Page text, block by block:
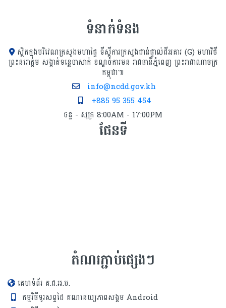
ទំនាក់ទំនង
ស្ថិតក្នុងបរិវេណក្រសួងមហាផ្ទៃ ទីស្ដីការក្រសួង​ជាន់ផ្ទាល់ដីអគារ (G) មហាវិថី
ព្រះនរោត្តម សង្កាត់ទន្លេបាសាក់ ខណ្ឌចំការមន រាជធានីភ្នំពេញ ព្រះរាជាណាចក្រ
កម្ពុជា៕
info@ncdd.gov.kh
+885 95 355 454
ចន្ទ - សុក្រ 8:00AM - 17:00PM
ផែនទី
តំណរភ្ជាប់ផ្សេងៗ
គេហទំព័រ គ.ជ.អ.ប.
កម្មវិធីទូរសព្ទដៃ គណនេយ្យភាពសង្គម Android